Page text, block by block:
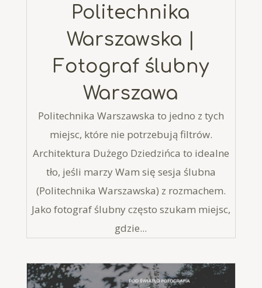
Politechnika
Warszawska |
Fotograf ślubny
Warszawa
Politechnika Warszawska to jedno z tych
miejsc, które nie potrzebują filtrów.
Architektura Dużego Dziedzińca to idealne
tło, jeśli marzy Wam się sesja ślubna
(Politechnika Warszawska) z rozmachem.
Jako fotograf ślubny często szukam miejsc,
gdzie...